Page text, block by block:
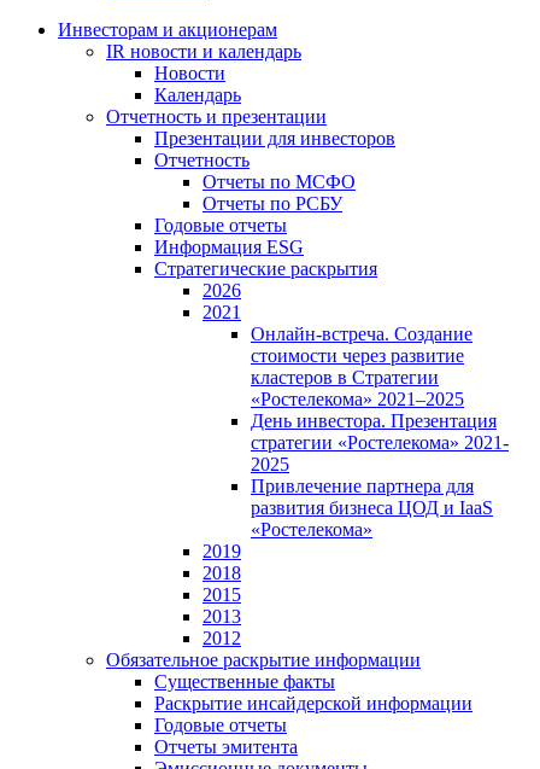
Инвесторам и акционерам
IR новости и календарь
Новости
Календарь
Отчетность и презентации
Презентации для инвесторов
Отчетность
Отчеты по МСФО
Отчеты по РСБУ
Годовые отчеты
Информация ESG
Стратегические раскрытия
2026
2021
Онлайн-встреча. Создание
стоимости через развитие
кластеров в Стратегии
«Ростелекома» 2021–2025
День инвестора. Презентация
стратегии «Ростелекома» 2021-
2025
Привлечение партнера для
развития бизнеса ЦОД и IaaS
«Ростелекома»
2019
2018
2015
2013
2012
Обязательное раскрытие информации
Существенные факты
Раскрытие инсайдерской информации
Годовые отчеты
Отчеты эмитента